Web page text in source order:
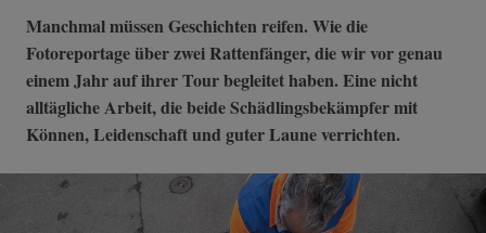
Manchmal müssen Geschichten reifen. Wie die
Fotoreportage über zwei Rattenfänger, die wir vor genau
einem Jahr auf ihrer Tour begleitet haben. Eine nicht
alltägliche Arbeit, die beide Schädlingsbekämpfer mit
Können, Leidenschaft und guter Laune verrichten.